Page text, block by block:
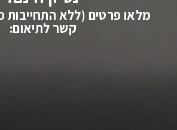
מלאו פרטים (ללא התחייבות
קשר לתיאום: